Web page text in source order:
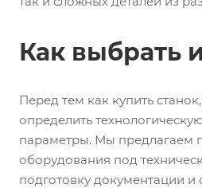
Как выбрать
Перед тем как купить
определить
параметры. Мы предлагаем
оборудования под
подготовку документации